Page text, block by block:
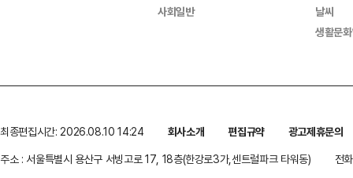
사회일반
날씨
생활문
최종편집시간: 2026.08.10 14:24 회사소개 편집규약
광고제휴문의
주소 : 서울특별시 용산구 서빙고로 17, 18층(한강로3가,센트럴파크 타워동)
전